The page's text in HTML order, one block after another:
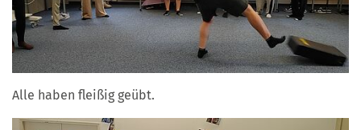
Alle haben fleißig geübt.